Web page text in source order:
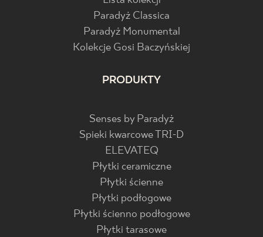
Paradyż Classica
Paradyż Monumental
Kolekcje Gosi Baczyńskiej
PRODUKTY
Senses by Paradyż
Spieki kwarcowe TRI-D
ELEVATEQ
Płytki ceramiczne
Płytki ścienne
Płytki podłogowe
Płytki ścienno podłogowe
Płytki tarasowe